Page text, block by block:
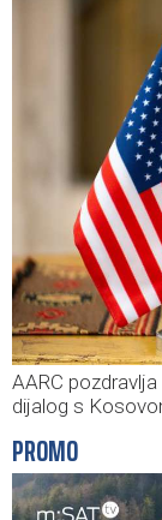
AARC
dijalog s
PROMO